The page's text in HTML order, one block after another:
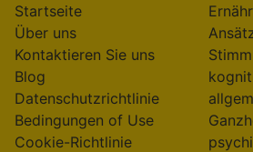
Startseite
Über uns
Kontaktieren Sie uns
Blog
Datenschutzrichtlinie
Bedingungen of Use
Cookie-Richtlinie